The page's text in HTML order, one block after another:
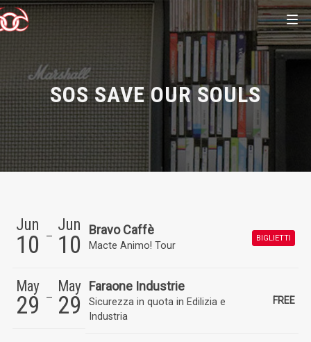
SOS SAVE OUR SOULS
Jun
10
Jun
10
Bravo Caffè
Macte Animo! Tour
BIGLIETTI
May
29
May
29
Faraone Industrie
Sicurezza in quota in Edilizia e
Industria
FREE